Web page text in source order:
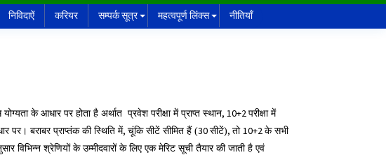
निविदाऐं करियर सम्पर्क सूत्र महत्वपूर्ण लिंक्स नीतियाँ
के आधार पर होता है अर्थात प्रवेश परीक्षा में प्राप्त स्थान, 10+2 परीक्षा में
पर। बराबर प्राप्तंक की स्थिति में, चूंकि सीटें सीमित हैं (30 सीटें), तो 10+2 के सभी
विभिन्न श्रेणियों के उम्मीदवारों के लिए एक मेरिट सूची तैयार की जाती है एवं